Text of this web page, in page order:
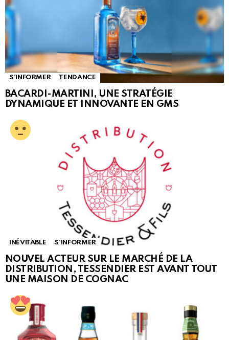
S'INFORMER TENDANCE
BACARDI-MARTINI, UNE STRATÉGIE
DYNAMIQUE ET INNOVANTE EN GMS
INÉVITABLE S'INFORMER
NOUVEL ACTEUR SUR LE MARCHÉ DE LA
DISTRIBUTION, TESSENDIER EST AVANT TOUT
UNE MAISON DE COGNAC